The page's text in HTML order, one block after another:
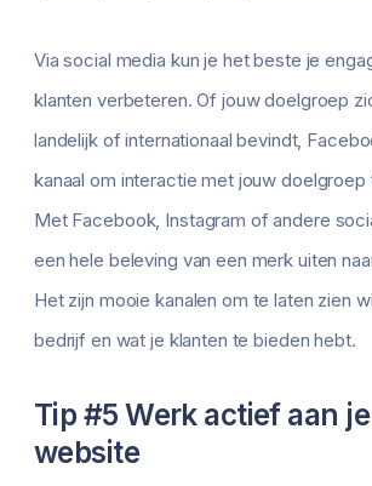
Via social media kun je het beste je
klanten verbeteren. Of jouw doelgroep
landelijk of internationaal bevindt,
kanaal om interactie met jouw
Met Facebook, Instagram of andere
een hele beleving van een merk uiten
Het zijn mooie kanalen om te laten zien
bedrijf en wat je klanten te bieden hebt.
Tip #5 Werk actief aan
website